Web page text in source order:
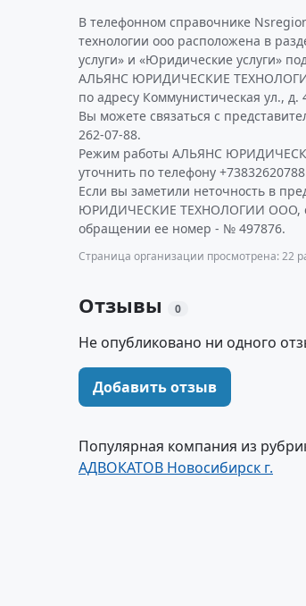
В телефонном справочнике
технологии ооо расположена в
услуги» и «Юридические услуги»
АЛЬЯНС ЮРИДИЧЕСКИЕ
по адресу Коммунистическая ул., д.
Вы можете связаться с
262-07-88.
Режим работы АЛЬЯНС
уточнить по телефону
Если вы заметили неточность в
ЮРИДИЧЕСКИЕ ТЕХНОЛОГИИ ООО,
обращении ее номер - № 497876.
Страница организации просмотрена: 22
Отзывы 0
Не опубликовано ни одного
Добавить отзыв
Популярная компания из
АДВОКАТОВ Новосибирск г.